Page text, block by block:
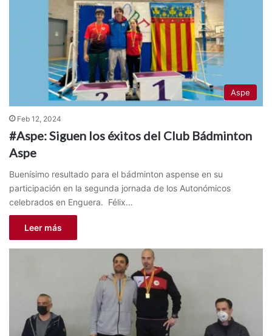
Aspe
Feb 12, 2024
#Aspe: Siguen los éxitos del Club Bádminton
Aspe
Buenísimo resultado para el bádminton aspense en su
participación en la segunda jornada de los Autonómicos
celebrados en Enguera. Félix…
Leer más